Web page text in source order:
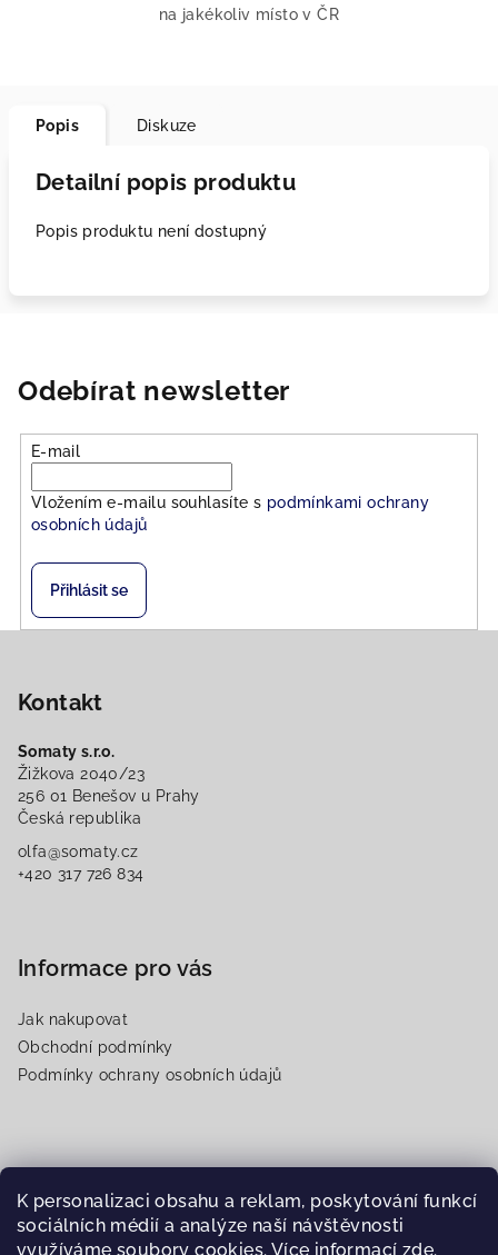
K personalizaci obsahu a reklam, poskytování funkcí
sociálních médií a analýze naší návštěvnosti
využíváme soubory cookies. Více informací zde.
na jakékoliv místo v ČR
Popis Diskuze
Detailní popis produktu
Popis produktu není dostupný
Odebírat newsletter
E-mail
Vložením e-mailu souhlasíte s podmínkami ochrany
osobních údajů
Přihlásit se
Kontakt
Somaty s.r.o.
Žižkova 2040/23
256 01 Benešov u Prahy
Česká republika
olfa@somaty.cz
+420 317 726 834
Informace pro vás
Jak nakupovat
Obchodní podmínky
Podmínky ochrany osobních údajů
Přijímáme online platby